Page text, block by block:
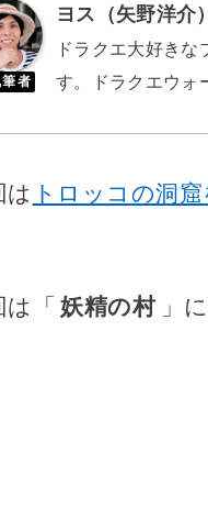
者
ヨス（矢野洋介）
ドラクエ大好き
す。ドラクエウォ
は トロッコの洞
「 妖精の村 」